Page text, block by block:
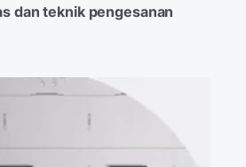
dan teknik pengesanan